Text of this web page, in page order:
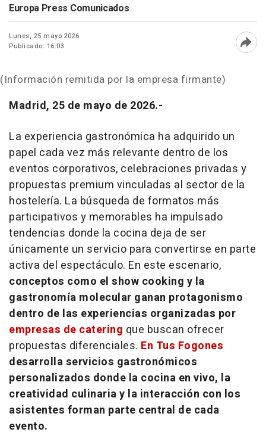
Europa Press Comunicados
Lunes, 25 mayo 2026
Publicado: 16:03
(Información remitida por la empresa firmante)
Madrid, 25 de mayo de 2026.-
La experiencia gastronómica ha adquirido un
papel cada vez más relevante dentro de los
eventos corporativos, celebraciones privadas y
propuestas premium vinculadas al sector de la
hostelería. La búsqueda de formatos más
participativos y memorables ha impulsado
tendencias donde la cocina deja de ser
únicamente un servicio para convertirse en parte
activa del espectáculo. En este escenario,
conceptos como el show cooking y la
gastronomía molecular ganan protagonismo
dentro de las experiencias organizadas por
empresas de catering que buscan ofrecer
propuestas diferenciales. En Tus Fogones
desarrolla servicios gastronómicos
personalizados donde la cocina en vivo, la
creatividad culinaria y la interacción con los
asistentes forman parte central de cada
evento.